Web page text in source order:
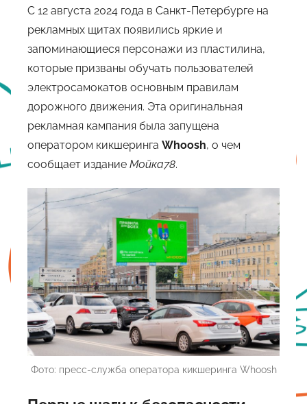
С 12 августа 2024 года в Санкт-Петербурге на
рекламных щитах появились яркие и
запоминающиеся персонажи из пластилина,
которые призваны обучать пользователей
электросамокатов основным правилам
дорожного движения. Эта оригинальная
рекламная кампания была запущена
оператором кикшеринга Whoosh, о чем
сообщает издание Мойка78.
Фото: пресс-служба оператора кикшеринга Whoosh